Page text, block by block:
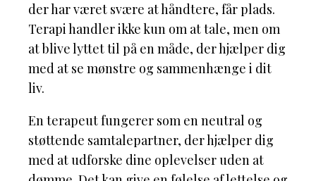
der har været svære at håndtere, får plads.
Terapi handler ikke kun om at tale, men om
at blive lyttet til på en måde, der hjælper dig
med at se mønstre og sammenhænge i dit
liv.
En terapeut fungerer som en neutral og
støttende samtalepartner, der hjælper dig
med at udforske dine oplevelser uden at